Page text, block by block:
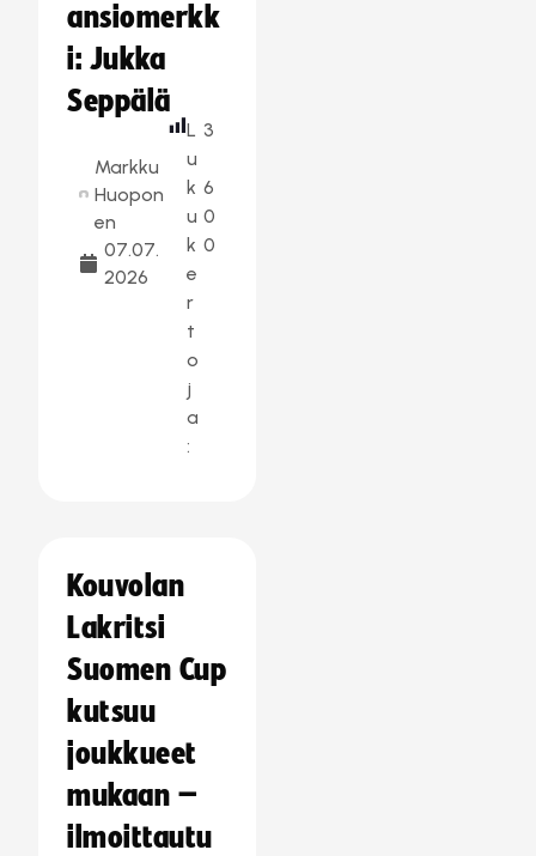
ansiomerkk
i: Jukka
Seppälä
Markku
Huopon
en
07.07.
2026
L
u
k
u
k
e
r
t
o
j
a
:
3
6
0
0
Kouvolan
Lakritsi
Suomen Cup
kutsuu
joukkueet
mukaan –
ilmoittautu